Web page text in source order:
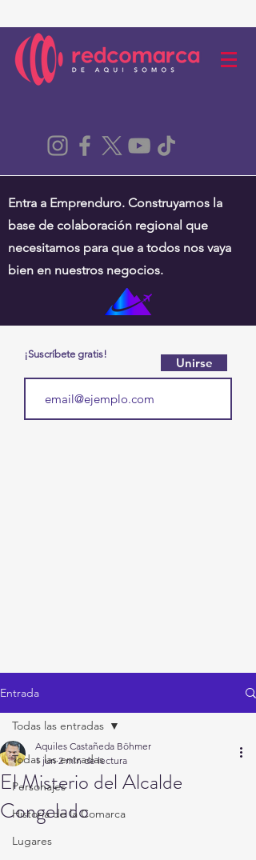
Entra a Emprenduro. Construyamos la
base de colaboración regional que
necesitamos para que a todos nos vaya
bien en nuestros negocios.
¡Suscríbete gratis!
Unirse
Entrada
Todas las entradas
Personajes
Historia de la Comarca
Lugares
Todas las entradas
El Misterio del Alcalde
Congelado
Aquiles Castañeda Böhmer
1 jun 2 min de lectura